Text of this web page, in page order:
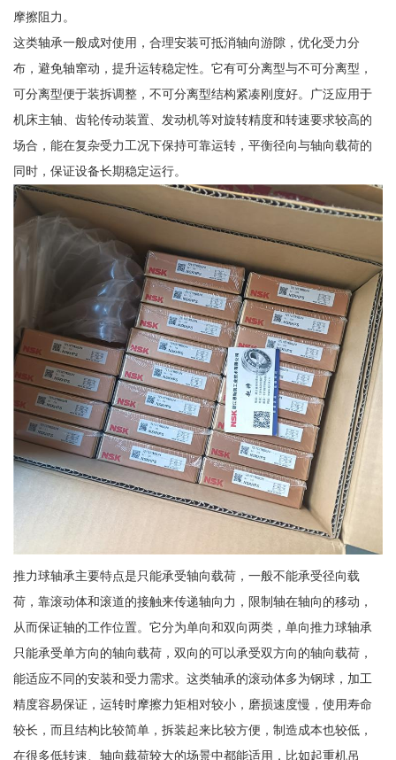
摩擦阻力。
这类轴承一般成对使用，合理安装可抵消轴向游隙，优化受力分
布，避免轴窜动，提升运转稳定性。它有可分离型与不可分离型，
可分离型便于装拆调整，不可分离型结构紧凑刚度好。广泛应用于
机床主轴、齿轮传动装置、发动机等对旋转精度和转速要求较高的
场合，能在复杂受力工况下保持可靠运转，平衡径向与轴向载荷的
同时，保证设备长期稳定运行。
推力球轴承主要特点是只能承受轴向载荷，一般不能承受径向载
荷，靠滚动体和滚道的接触来传递轴向力，限制轴在轴向的移动，
从而保证轴的工作位置。它分为单向和双向两类，单向推力球轴承
只能承受单方向的轴向载荷，双向的可以承受双方向的轴向载荷，
能适应不同的安装和受力需求。这类轴承的滚动体多为钢球，加工
精度容易保证，运转时摩擦力矩相对较小，磨损速度慢，使用寿命
较长，而且结构比较简单，拆装起来比较方便，制造成本也较低，
在很多低转速、轴向载荷较大的场景中都能适用，比如起重机吊